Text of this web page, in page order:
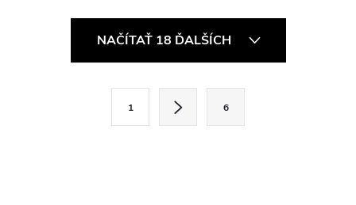
NAČÍTAŤ 18 ĎALŠÍCH
1 6